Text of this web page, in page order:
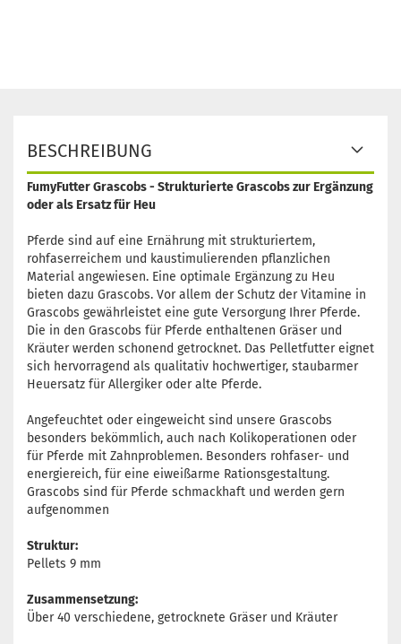
BESCHREIBUNG
FumyFutter Grascobs - Strukturierte Grascobs zur Ergänzung
oder als Ersatz für Heu
Pferde sind auf eine Ernährung mit strukturiertem,
rohfaserreichem und kaustimulierenden pflanzlichen
Material angewiesen. Eine optimale Ergänzung zu Heu
bieten dazu Grascobs. Vor allem der Schutz der Vitamine in
Grascobs gewährleistet eine gute Versorgung Ihrer Pferde.
Die in den Grascobs für Pferde enthaltenen Gräser und
Kräuter werden schonend getrocknet. Das Pelletfutter eignet
sich hervorragend als qualitativ hochwertiger, staubarmer
Heuersatz für Allergiker oder alte Pferde.
Angefeuchtet oder eingeweicht sind unsere Grascobs
besonders bekömmlich, auch nach Kolikoperationen oder
für Pferde mit Zahnproblemen. Besonders rohfaser- und
energiereich, für eine eiweißarme Rationsgestaltung.
Grascobs sind für Pferde schmackhaft und werden gern
aufgenommen
Struktur:
Pellets 9 mm
Zusammensetzung:
Über 40 verschiedene, getrocknete Gräser und Kräuter